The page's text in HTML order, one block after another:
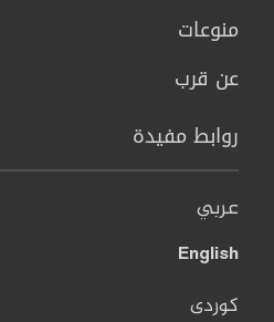
منوعات
عن قرب
روابط مفيدة
عربي
English
کوردی